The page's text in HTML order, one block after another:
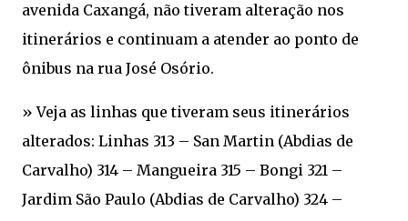
avenida Caxangá, não tiveram alteração nos
itinerários e continuam a atender ao ponto de
ônibus na rua José Osório.
» Veja as linhas que tiveram seus itinerários
alterados: Linhas 313 – San Martin (Abdias de
Carvalho) 314 – Mangueira 315 – Bongi 321 –
Jardim São Paulo (Abdias de Carvalho) 324 –